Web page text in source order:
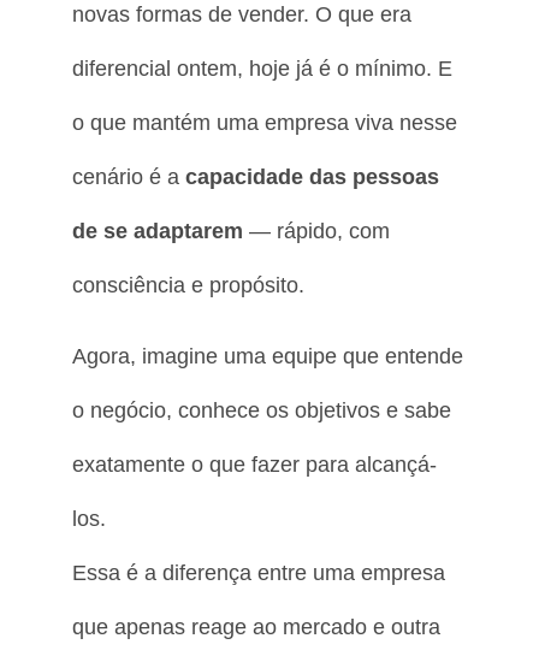
novas formas de vender. O que era
diferencial ontem, hoje já é o mínimo. E
o que mantém uma empresa viva nesse
cenário é a capacidade das pessoas
de se adaptarem — rápido, com
consciência e propósito.
Agora, imagine uma equipe que entende
o negócio, conhece os objetivos e sabe
exatamente o que fazer para alcançá-
los.
Essa é a diferença entre uma empresa
que apenas reage ao mercado e outra